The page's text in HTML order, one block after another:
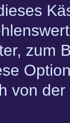
zum
von